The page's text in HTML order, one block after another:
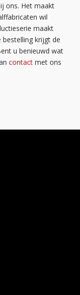
ons. Het maakt
wil
maakt
krijgt de
u benieuwd wat
contactmet ons